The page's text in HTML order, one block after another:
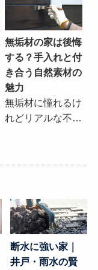
無垢材の家は後悔
する？手入れと付
き合う自然素材の
魅力
無垢材に憧れるけ
れどリアルな不…
断水に強い家｜
井戸・雨水の賢